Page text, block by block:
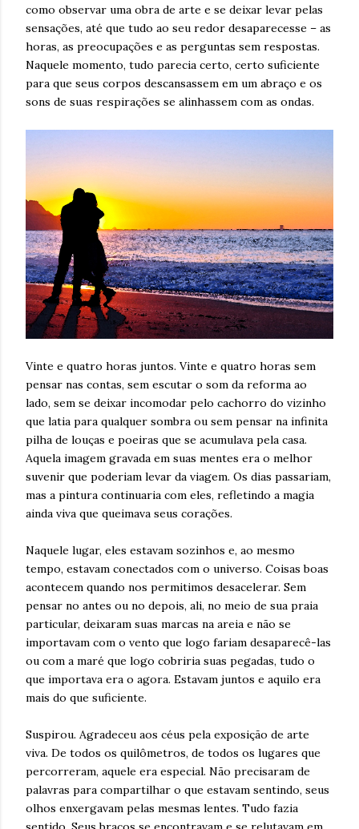
como observar uma obra de arte e se deixar levar pelas
sensações, até que tudo ao seu redor desaparecesse – as
horas, as preocupações e as perguntas sem respostas.
Naquele momento, tudo parecia certo, certo suficiente
para que seus corpos descansassem em um abraço e os
sons de suas respirações se alinhassem com as ondas.
Vinte e quatro horas juntos. Vinte e quatro horas sem
pensar nas contas, sem escutar o som da reforma ao
lado, sem se deixar incomodar pelo cachorro do vizinho
que latia para qualquer sombra ou sem pensar na infinita
pilha de louças e poeiras que se acumulava pela casa.
Aquela imagem gravada em suas mentes era o melhor
suvenir que poderiam levar da viagem. Os dias passariam,
mas a pintura continuaria com eles, refletindo a magia
ainda viva que queimava seus corações.
Naquele lugar, eles estavam sozinhos e, ao mesmo
tempo, estavam conectados com o universo. Coisas boas
acontecem quando nos permitimos desacelerar. Sem
pensar no antes ou no depois, ali, no meio de sua praia
particular, deixaram suas marcas na areia e não se
importavam com o vento que logo fariam desaparecê-las
ou com a maré que logo cobriria suas pegadas, tudo o
que importava era o agora. Estavam juntos e aquilo era
mais do que suficiente.
Suspirou. Agradeceu aos céus pela exposição de arte
viva. De todos os quilômetros, de todos os lugares que
percorreram, aquele era especial. Não precisaram de
palavras para compartilhar o que estavam sentindo, seus
olhos enxergavam pelas mesmas lentes. Tudo fazia